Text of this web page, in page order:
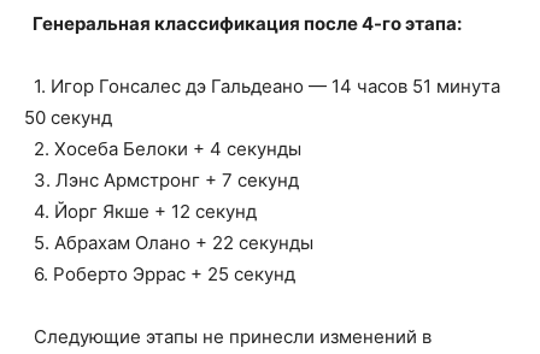
Генеральная классификация после 4-го этапа:
1. Игор Гонсалес дэ Гальдеано — 14 часов 51 минута
50 секунд
2. Хосеба Белоки + 4 секунды
3. Лэнс Армстронг + 7 секунд
4. Йорг Якше + 12 секунд
5. Абрахам Олано + 22 секунды
6. Роберто Эррас + 25 секунд
Следующие этапы не принесли изменений в